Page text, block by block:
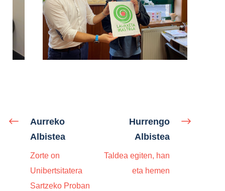
Aurreko
Albistea
Zorte on
Unibertsitatera
Sartzeko Proban
Hurrengo
Albistea
Taldea egiten, han
eta hemen